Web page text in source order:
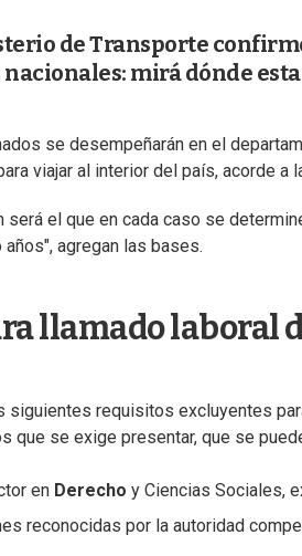
de Transporte
mirá dónde
se desempeñarán en el
viajar al interior del país, acorde a
será el que en cada caso se
agregan las bases.
llamado laboral
siguientes requisitos excluyentes
que se exige presentar, que se
en Derecho y Ciencias Sociales,
reconocidas por la autoridad